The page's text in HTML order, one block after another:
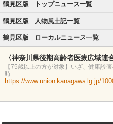
鶴見区版 トップニュース一覧
鶴見区版 人物風土記一覧
鶴見区版 ローカルニュース一覧
〈神奈川県後期高齢者医療広域連
【75歳以上の方が対象】いざ、健康診
時
https://www.union.kanagawa.lg.jp/